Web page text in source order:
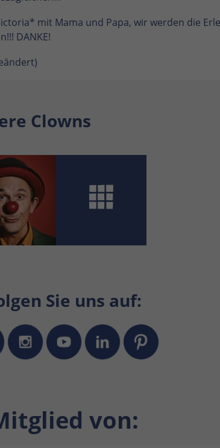
mit Mama und Papa, wir werden die
DANKE!
Clowns
Sie uns auf:
von: